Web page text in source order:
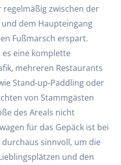
zwischen der
dem Haupteingang
Fußmarsch erspart.
eine komplette
mehreren Restaurants
Stand-up-Paddling oder
von Stammgästen
des Areals nicht
für das Gepäck ist bei
sinnvoll, um die
und den